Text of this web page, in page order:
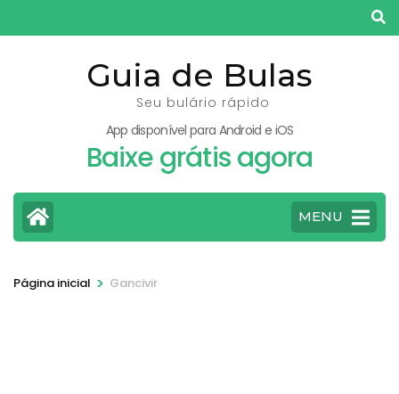
para
Guia de Bulas
Seu bulário rápido
App disponível para Android e iOS
Baixe grátis agora
MENU
Página inicial > Gancivir